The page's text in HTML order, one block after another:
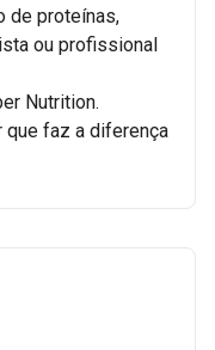
de proteínas,
ou profissional
Nutrition.
que faz a diferença